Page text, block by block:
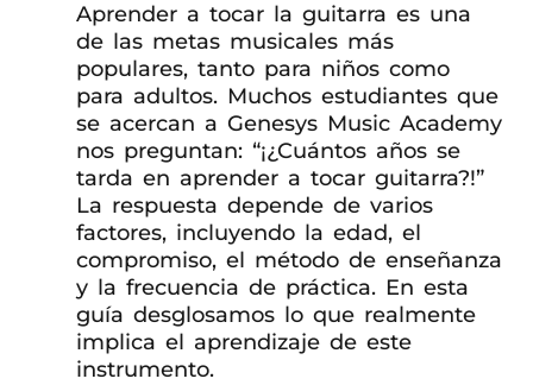
Aprender a tocar la guitarra es una
de las metas musicales más
populares, tanto para niños como
para adultos. Muchos estudiantes que
se acercan a Genesys Music Academy
nos preguntan: “¡¿Cuántos años se
tarda en aprender a tocar guitarra?!”
La respuesta depende de varios
factores, incluyendo la edad, el
compromiso, el método de enseñanza
y la frecuencia de práctica. En esta
guía desglosamos lo que realmente
implica el aprendizaje de este
instrumento.